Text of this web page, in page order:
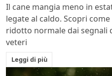
Il cane mangia meno in
legate al caldo. Scopri
ridotto normale dai segnali
veteri
Leggi di più